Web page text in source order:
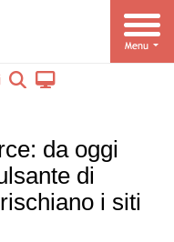
da oggi
di
i siti